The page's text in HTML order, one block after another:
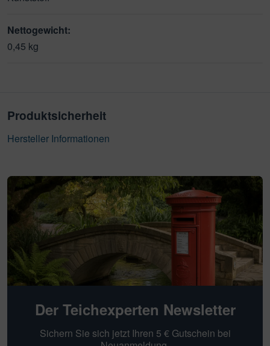
Nettogewicht:
0,45 kg
Produktsicherheit
Hersteller Informationen
Der Teichexperten Newsletter
Sichern Sie sich jetzt Ihren 5 € Gutschein bei